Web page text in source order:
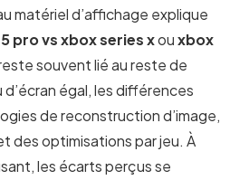
matériel d’affichage explique
pro vs xbox series xouxbox
souvent lié au reste de
d’écran égal, les différences
de reconstruction d’image,
des optimisations par jeu. À
les écarts perçus se